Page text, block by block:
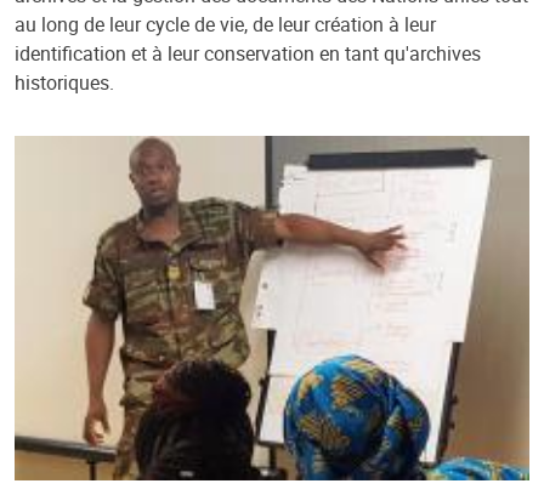
au long de leur cycle de vie, de leur création à leur
identification et à leur conservation en tant qu'archives
historiques.